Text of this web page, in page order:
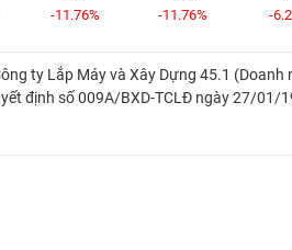
-11.76%
-11.76%
-
ty Lắp Máy và Xây Dựng 45.1
định số 009A/BXD-TCLĐ ngày 27/01/